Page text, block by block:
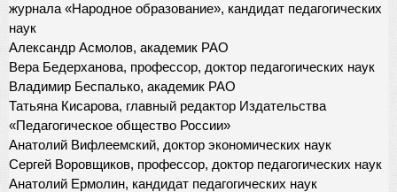
журнала «Народное образование», кандидат педагогических
наук
Александр Асмолов, академик РАО
Вера Бедерханова, профессор, доктор педагогических наук
Владимир Беспалько, академик РАО
Татьяна Кисарова, главный редактор Издательства
«Педагогическое общество России»
Анатолий Вифлеемский, доктор экономических наук
Сергей Воровщиков, профессор, доктор педагогических наук
Анатолий Ермолин, кандидат педагогических наук